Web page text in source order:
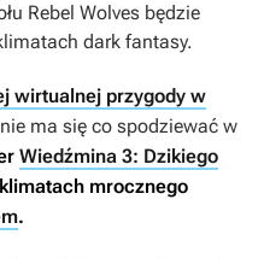
Rebel Wolves będzie
dark fantasy.
wirtualnej przygody w
ma się co spodziewać w
Wiedźmina 3: Dzikiego
mrocznego
.